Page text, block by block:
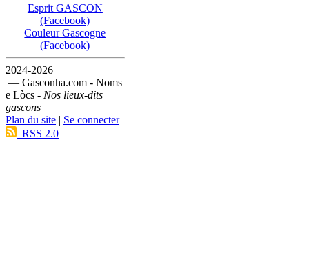
Esprit GASCON
(Facebook)
Couleur Gascogne
(Facebook)
2024-2026
— Gasconha.com - Noms
e Lòcs - Nos lieux-dits
gascons
Plan du site | Se connecter|
RSS 2.0